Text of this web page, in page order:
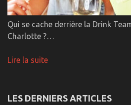
Qui se cache derrière la Drink
Charlotte ?…
Lire la suite
LES DERNIERS ARTICLES